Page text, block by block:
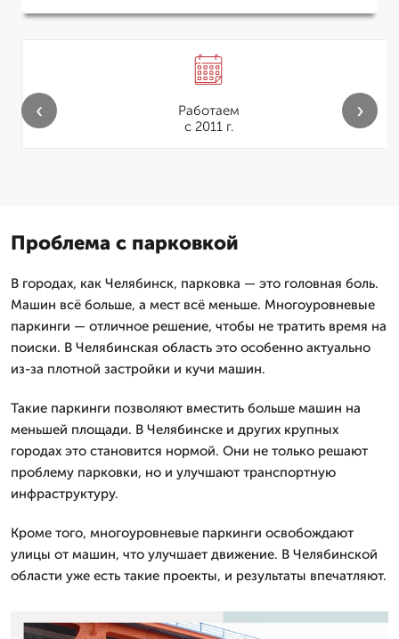
Работаем
с 2011 г.
‹ ›
Проблема с парковкой
В городах, как Челябинск, парковка — это головная боль.
Машин всё больше, а мест всё меньше. Многоуровневые
паркинги — отличное решение, чтобы не тратить время на
поиски. В Челябинская область это особенно актуально
из-за плотной застройки и кучи машин.
Такие паркинги позволяют вместить больше машин на
меньшей площади. В Челябинске и других крупных
городах это становится нормой. Они не только решают
проблему парковки, но и улучшают транспортную
инфраструктуру.
Кроме того, многоуровневые паркинги освобождают
улицы от машин, что улучшает движение. В Челябинской
области уже есть такие проекты, и результаты впечатляют.